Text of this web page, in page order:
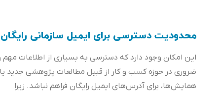
محدودیت دسترسی برای ایمیل سازمانی رایگان
این امکان وجود دارد که دسترسی به بسیاری از اطلاعات مهم و
ضروری در حوزه کسب و کار از قبیل مطالعات پژوهشی جدید یا
همایش‌ها، برای آدرس‌های ایمیل رایگان فراهم نباشد. زیرا